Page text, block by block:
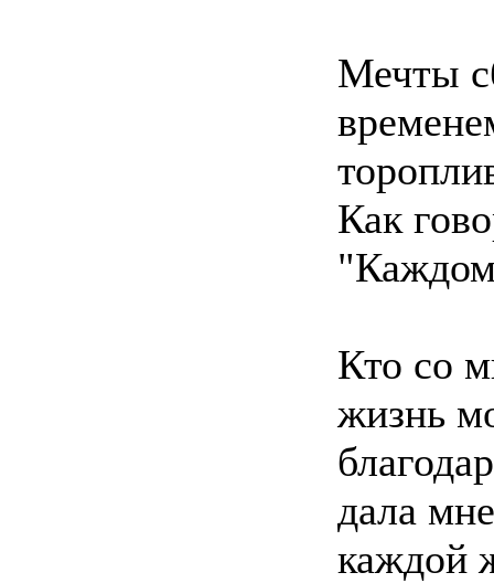
Мечты
Как
Кто со
жизнь
дала
каждой